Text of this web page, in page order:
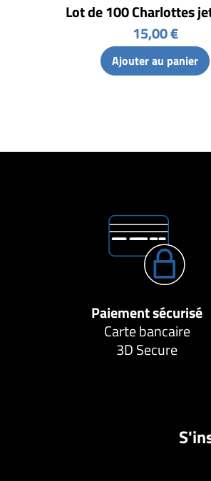
Lot de 100 Charlottes
15,00 €
Ajouter au panier
Paiement sécurisé
Carte bancaire
3D Secure